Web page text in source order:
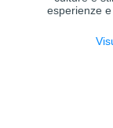
esperienze